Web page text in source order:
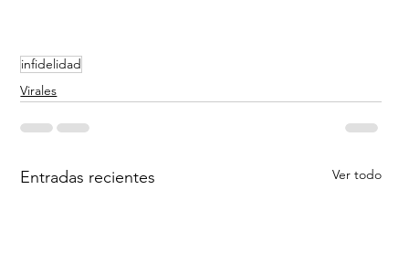
infidelidad
Virales
Entradas recientes Ver todo